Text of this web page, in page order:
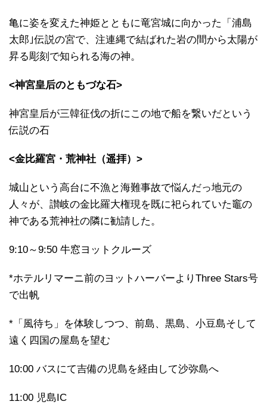
亀に姿を変えた神姫とともに竜宮城に向かった「浦島
太郎｣伝説の宮で、注連縄で結ばれた岩の間から太陽が
昇る彫刻で知られる海の神。
<神宮皇后のともづな石>
神宮皇后が三韓征伐の折にこの地で船を繋いだという
伝説の石
<金比羅宮・荒神社（遥拝）>
城山という高台に不漁と海難事故で悩んだっ地元の
人々が、讃岐の金比羅大権現を既に祀られていた竈の
神である荒神社の隣に勧請した。
9:10～9:50 牛窓ヨットクルーズ
*ホテルリマーニ前のヨットハーバーよりThree Stars号
で出帆
*「風待ち」を体験しつつ、前島、黒島、小豆島そして
遠く四国の屋島を望む
10:00 バスにて吉備の児島を経由して沙弥島へ
11:00 児島IC